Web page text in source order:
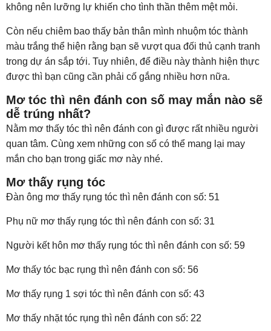
không nên lưỡng lự khiến cho tình thần thêm mệt mỏi.
Còn nếu chiêm bao thấy bản thân mình nhuộm tóc thành
màu trắng thể hiện rằng bạn sẽ vượt qua đối thủ cạnh tranh
trong dự án sắp tới. Tuy nhiên, để điều này thành hiện thực
được thì bạn cũng cần phải cố gắng nhiều hơn nữa.
Mơ tóc thì nên đánh con số may mắn nào sẽ
dễ trúng nhất?
Nằm mơ thấy tóc thì nên đánh con gì được rất nhiều người
quan tâm. Cùng xem những con số có thể mang lại may
mắn cho bạn trong giấc mơ này nhé.
Mơ thấy rụng tóc
Đàn ông mơ thấy rụng tóc thì nên đánh con số: 51
Phụ nữ mơ thấy rụng tóc thì nên đánh con số: 31
Người kết hôn mơ thấy rụng tóc thì nên đánh con số: 59
Mơ thấy tóc bạc rụng thì nên đánh con số: 56
Mơ thấy rụng 1 sợi tóc thì nên đánh con số: 43
Mơ thấy nhặt tóc rụng thì nên đánh con số: 22